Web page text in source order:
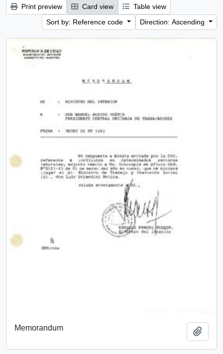
Print preview Card view
Table view
Sort by: Reference code
Direction: Ascending
Memorandum